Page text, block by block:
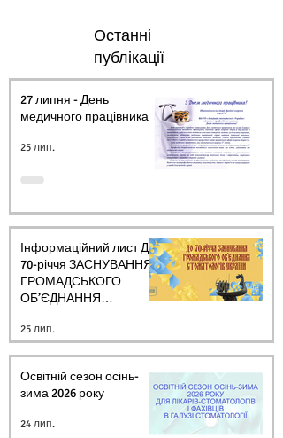
Останні
публікації
27 липня - День
медичного працівника.
25 лип.
Інформаційний лист ДО
70-річчя ЗАСНУВАННЯ
ГРОМАДСЬКОГО
ОБ’ЄДНАННЯ
УКРАЇНИ
25 лип.
Освітній сезон осінь-
зима 2026 року
24 лип.